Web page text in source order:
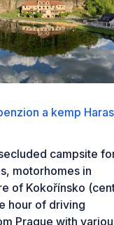
a kemp
campsite
motorhomes in
of Kokořínsko
hour of driving
Prague with